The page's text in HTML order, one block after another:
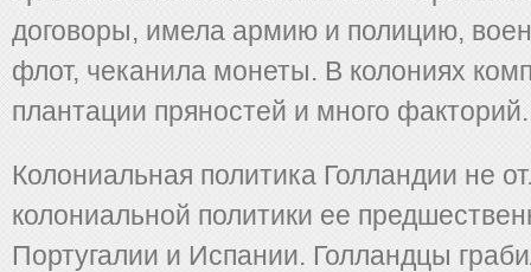
договоры, имела армию и полицию,
флот, чеканила монеты. В колониях
плантации пряностей и много факторий.
Колониальная политика Голландии не
колониальной политики ее
Португалии и Испании. Голландцы